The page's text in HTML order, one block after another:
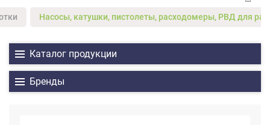
Насосы, катушки, пистолеты, расходомеры, РВД для
Каталог продукции
Бренды